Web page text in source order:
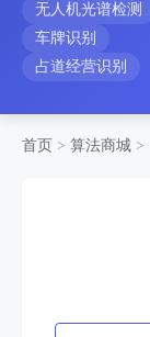
无人机光谱检测
车牌识别
占道经营识别
首页 > 算法商城 >